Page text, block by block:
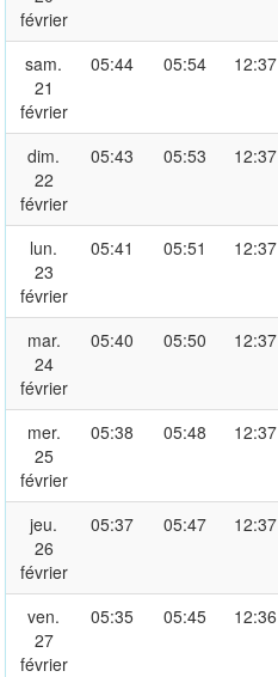
février
sam.
21
février
05:44 05:54 12:37
dim.
22
février
05:43 05:53 12:37
lun.
23
février
05:41 05:51 12:37
mar.
24
février
05:40 05:50 12:37
mer.
25
février
05:38 05:48 12:37
jeu.
26
février
05:37 05:47 12:37
ven.
27
février
05:35 05:45 12:36